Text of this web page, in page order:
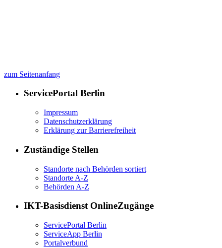
zum Seitenanfang
ServicePortal Berlin
Impressum
Datenschutzerklärung
Erklärung zur Barrierefreiheit
Zuständige Stellen
Standorte nach Behörden sortiert
Standorte A-Z
Behörden A-Z
IKT-Basisdienst OnlineZugänge
ServicePortal Berlin
ServiceApp Berlin
Portalverbund